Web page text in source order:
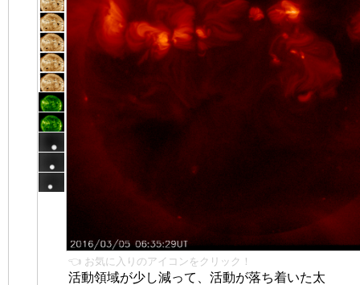
👈 お気に入りのアイコンをクリック！
活動領域が少し減って、活動が落ち着いた太